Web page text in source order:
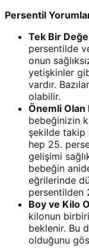
Persentil
Tek Bir
persentilde
onun
yetişkinler
vardır.
olabilir.
Önemli Olan
bebeğinizin
şekilde takip
hep 25.
gelişimi
bebeğin
eğrilerinde
persentilden
Boy ve Kilo
kilonun
beklenir. Bu
olduğunu